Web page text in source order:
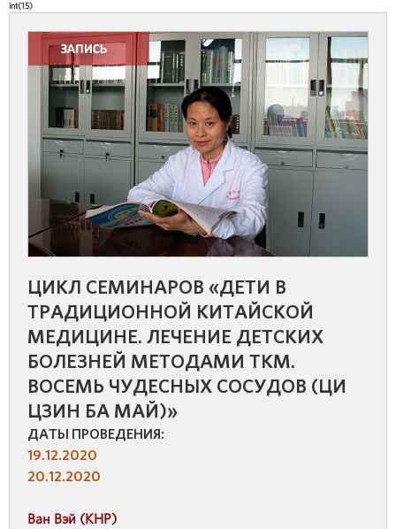
int(15)
ЦИКЛ СЕМИНАРОВ «ДЕТИ В
ТРАДИЦИОННОЙ КИТАЙСКОЙ
МЕДИЦИНЕ. ЛЕЧЕНИЕ ДЕТСКИХ
БОЛЕЗНЕЙ МЕТОДАМИ ТКМ.
ВОСЕМЬ ЧУДЕСНЫХ СОСУДОВ (ЦИ
ЦЗИН БА МАЙ)»
ДАТЫ ПРОВЕДЕНИЯ:
19.12.2020
20.12.2020
Ван Вэй (КНР)